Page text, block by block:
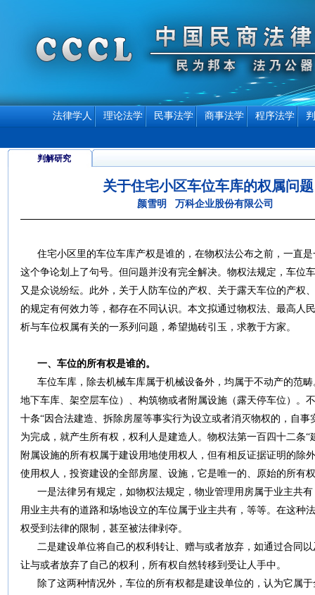
法律学人 理论法学 民事法学 商事法学 程序法学
判解研究
关于住宅小区车位车库的权属问题
颜雪明 万科企业股份有限公司
住宅小区里的车位车库产权是谁的，在物权法公布之前，一直是
这个争论划上了句号。但问题并没有完全解决。物权法规定，车位
又是众说纷纭。此外，关于人防车位的产权、关于露天车位的产权
的规定有何效力等，都存在不同认识。本文拟通过物权法、最高人
析与车位权属有关的一系列问题，希望抛砖引玉，求教于方家。
一、车位的所有权是谁的。
车位车库，除去机械车库属于机械设备外，均属于不动产的范畴
地下车库、架空层车位）、构筑物或者附属设施（露天停车位）。
十条“因合法建造、拆除房屋等事实行为设立或者消灭物权的，自
为完成，就产生所有权，权利人是建造人。物权法第一百四十二条
附属设施的所有权属于建设用地使用权人，但有相反证据证明的除
使用权人，投资建设的全部房屋、设施，它是唯一的、原始的所有
一是法律另有规定，如物权法规定，物业管理用房属于业主共有
用业主共有的道路和场地设立的车位属于业主共有，等等。在这种
权受到法律的限制，甚至被法律剥夺。
二是建设单位将自己的权利转让、赠与或者放弃，如通过合同以
让与或者放弃了自己的权利，所有权自然转移到受让人手中。
除了这两种情况外，车位的所有权都是建设单位的，认为它属于